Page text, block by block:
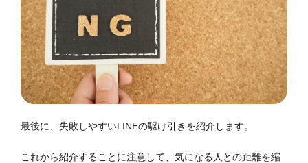
最後に、失敗しやすいLINEの駆け引きを紹介します。
これから紹介することに注意して、気になる人との距離を縮